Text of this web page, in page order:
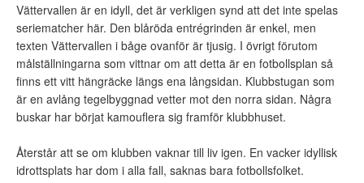
Vättervallen är en idyll, det är verkligen synd att det inte spelas
seriematcher här. Den blåröda entrégrinden är enkel, men
texten Vättervallen i båge ovanför är tjusig. I övrigt förutom
målställningarna som vittnar om att detta är en fotbollsplan så
finns ett vitt hängräcke längs ena långsidan. Klubbstugan som
är en avlång tegelbyggnad vetter mot den norra sidan. Några
buskar har börjat kamouflera sig framför klubbhuset.
Återstår att se om klubben vaknar till liv igen. En vacker idyllisk
idrottsplats har dom i alla fall, saknas bara fotbollsfolket.